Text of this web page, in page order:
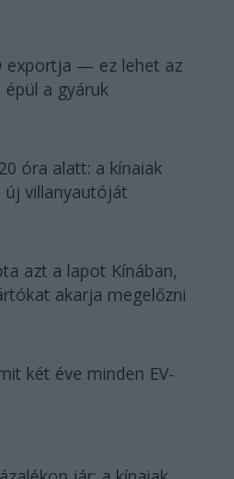
exportja — ez lehet az
a gyáruk
óra alatt: a kínaiak
új villanyautóját
azt a lapot Kínában,
akarja megelőzni
két éve minden EV-